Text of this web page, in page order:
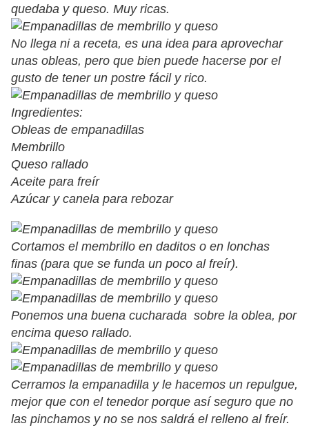
quedaba y queso. Muy ricas.
No llega ni a receta, es una idea para aprovechar
unas obleas, pero que bien puede hacerse por el
gusto de tener un postre fácil y rico.
Ingredientes:
Obleas de empanadillas
Membrillo
Queso rallado
Aceite para freír
Azúcar y canela para rebozar
Cortamos el membrillo en daditos o en lonchas
finas (para que se funda un poco al freír).
Ponemos una buena cucharada sobre la oblea, por
encima queso rallado.
Cerramos la empanadilla y le hacemos un repulgue,
mejor que con el tenedor porque así seguro que no
las pinchamos y no se nos saldrá el relleno al freír.